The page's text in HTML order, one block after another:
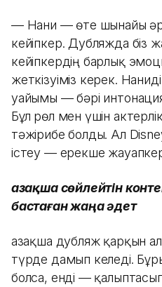
— Нани — өте шынайы әрі
кейіпкер. Дубляжда біз
кейіпкердің барлық
жеткізуіміз керек.
уайымы — бәрі интонация
Бұл рөл мен үшін
тәжірибе болды. Ал
істеу — ерекше
Қазақша сөйлейтін
бастаған жаңа әдет
Қазақша дубляж қарқын
түрде дамып келеді.
болса, енді —